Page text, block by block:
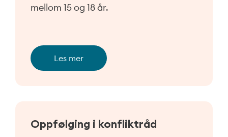
mellom 15 og 18 år.
Les mer
Oppfølging i konfliktråd